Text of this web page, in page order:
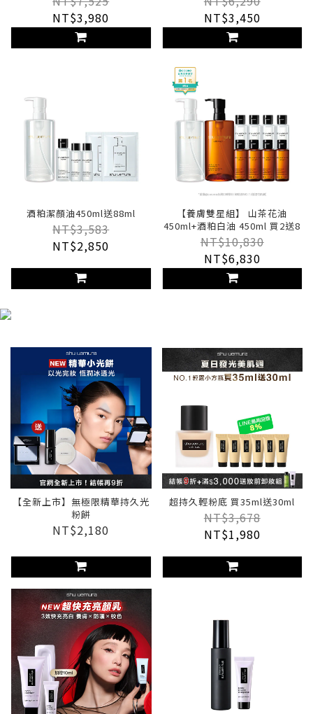
NT$3,980
NT$3,450
酒粕潔顏油450ml送88ml
NT$3,583
NT$2,850
【養膚雙星組】 山茶花油
450ml+酒粕白油 450ml 買2送8
NT$10,830
NT$6,830
【全新上市】無極限精華持久光
粉餅
NT$2,180
超持久輕粉底 買35ml送30ml
NT$3,678
NT$1,980